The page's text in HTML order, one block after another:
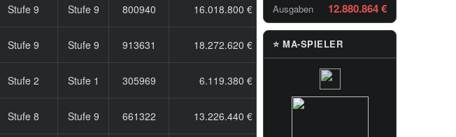
Stufe 9 Stufe 9 800940 16.018.800 €
Stufe 9 Stufe 9 913631 18.272.620 €
Stufe 2 Stufe 1 305969 6.119.380 €
Stufe 8 Stufe 9 661322 13.226.440 €
Ausgaben 12.880.864 €
⭐ MA-SPIELER